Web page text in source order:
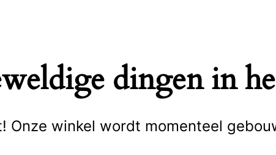
dingen in
Onze winkel wordt momenteel